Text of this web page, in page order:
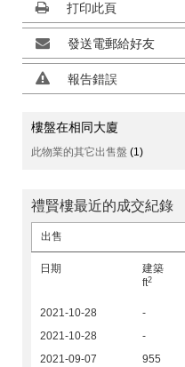
打印此頁
發送電郵給好友
報告錯誤
樓盤在相同大廈
此物業的其它出售盤 (1)
禮賢樓最近的成交紀錄
出售
日期
建築
ft2
2021-10-28 -
2021-10-28
-
2021-09-07
955